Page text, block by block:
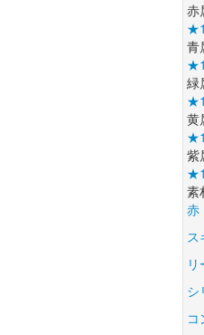
赤
★1
青
★1
緑
★1
黄
★1
紫
★1
素
赤
ス
シ
コ